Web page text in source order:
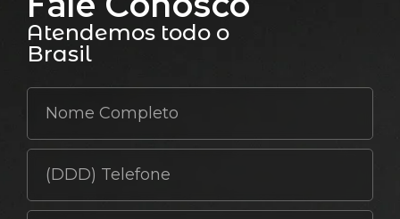
Atendemos todo o
Brasil